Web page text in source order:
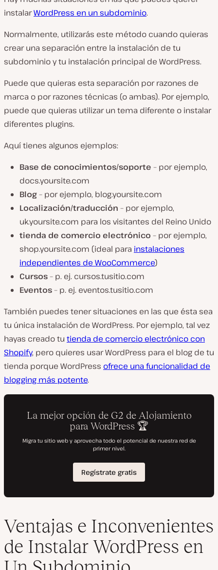
instalarWordPress en un subdominio.
Normalmente, utilizarás este método cuando quieras
crear una separación entre la instalación de tu
subdominio y tu instalación principal de WordPress.
Puede que quieras esta separación por razones de
marca o por razones técnicas (o ambas). Por ejemplo,
puede que quieras utilizar un tema diferente o instalar
diferentes plugins.
Aquí tienes algunos ejemplos:
Base de conocimientos/soporte – por ejemplo,
docs.yoursite.com
Blog– por ejemplo, blog.yoursite.com
Localización/traducción – por ejemplo,
uk.yoursite.com para los visitantes del Reino Unido
tienda de comercio electrónico – por ejemplo,
shop.yoursite.com (ideal para instalaciones
independientes de WooCommerce)
Cursos– p. ej. cursos.tusitio.com
Eventos– p. ej. eventos.tusitio.com
También puedes tener situaciones en las que ésta sea
tu única instalación de WordPress. Por ejemplo, tal vez
hayas creado tu tienda de comercio electrónico con
Shopify, pero quieres usar WordPress para el blog de tu
tienda porque WordPress ofrece una funcionalidad de
blogging más potente.
Ventajas e Inconvenientes
de Instalar WordPress en